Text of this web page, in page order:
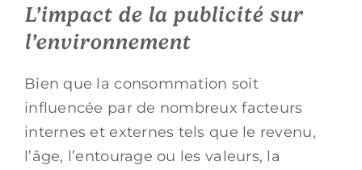
L’impact de la publicité sur
l’environnement
Bien que la consommation soit
influencée par de nombreux facteurs
internes et externes tels que le revenu,
l’âge, l’entourage ou les valeurs, la